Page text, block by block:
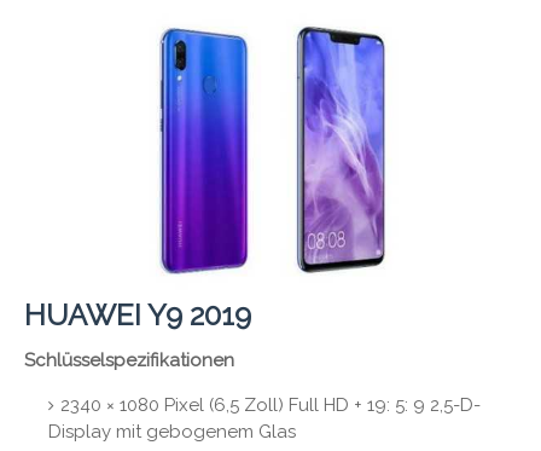
HUAWEI Y9 2019
Schlüsselspezifikationen
2340 × 1080 Pixel (6,5 Zoll) Full HD + 19: 5: 9 2,5-D-
Display mit gebogenem Glas